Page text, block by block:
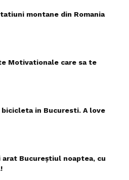
montane din Romania
Motivationale care sa te
bicicleta in Bucuresti. A love
arat Bucureștiul noaptea, cu